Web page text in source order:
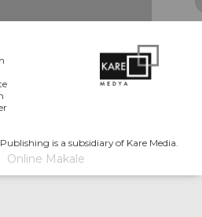
is a subsidiary of Kare Media.
Online Makale